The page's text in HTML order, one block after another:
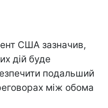
США зазначив,
дій буде
подальший
між обома